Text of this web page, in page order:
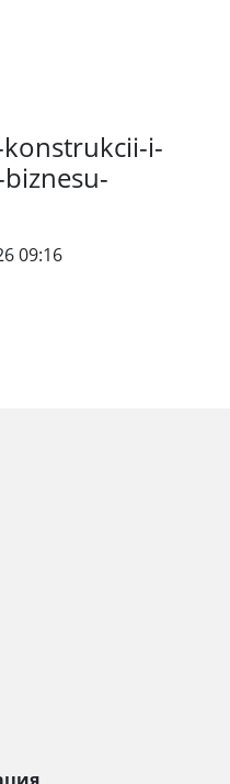
i-
09:16